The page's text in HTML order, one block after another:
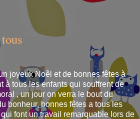
joyeux Noêl et de bonnes fêtes à
à tous les enfants qui souffrent de
, un jour on verra le bout du
bonheur, bonnes fêtes a tous les
font un travail remarquable lors de